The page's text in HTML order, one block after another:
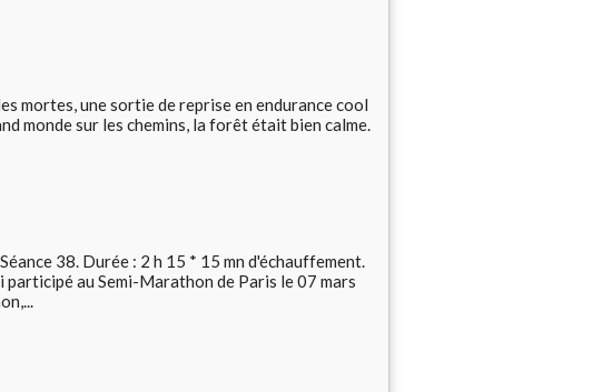
mortes, une sortie de reprise en endurance cool
monde sur les chemins, la forêt était bien calme.
38. Durée : 2 h 15 * 15 mn d'échauffement.
participé au Semi-Marathon de Paris le 07 mars